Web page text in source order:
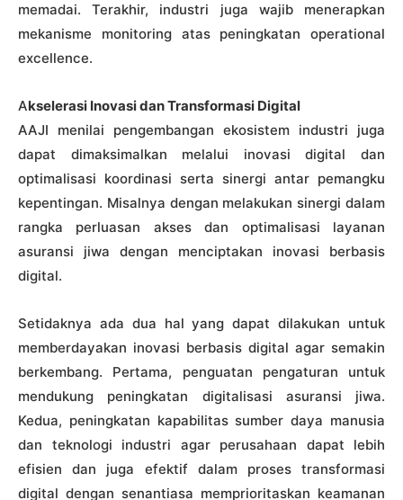
memadai. Terakhir, industri juga wajib menerapkan
mekanisme monitoring atas peningkatan operational
excellence.
Akselerasi Inovasi dan Transformasi Digital
AAJI menilai pengembangan ekosistem industri juga
dapat dimaksimalkan melalui inovasi digital dan
optimalisasi koordinasi serta sinergi antar pemangku
kepentingan. Misalnya dengan melakukan sinergi dalam
rangka perluasan akses dan optimalisasi layanan
asuransi jiwa dengan menciptakan inovasi berbasis
digital.
Setidaknya ada dua hal yang dapat dilakukan untuk
memberdayakan inovasi berbasis digital agar semakin
berkembang. Pertama, penguatan pengaturan untuk
mendukung peningkatan digitalisasi asuransi jiwa.
Kedua, peningkatan kapabilitas sumber daya manusia
dan teknologi industri agar perusahaan dapat lebih
efisien dan juga efektif dalam proses transformasi
digital dengan senantiasa memprioritaskan keamanan